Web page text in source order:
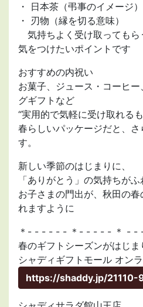
・ 日本茶（弔事のイメージ）
・ 刃物（縁を切る意味）
気持ちよく受け取ってもら
気をつけたいポイントです
おすすめの内祝い
お菓子、ジュース・コーヒ
グギフトなど
“実用的で気軽に受け取れる
春らしいパッケージだと、さ
す。
新しい季節のはじまりに、
「ありがとう」の気持ちが
お子さまの門出が、秋田の
れますように
＊- - - - - - ＊- - - - - ＊ - -
春のギフトシーズンがはじま
シャディギフトモール オン
https://shaddy.jp/21110-